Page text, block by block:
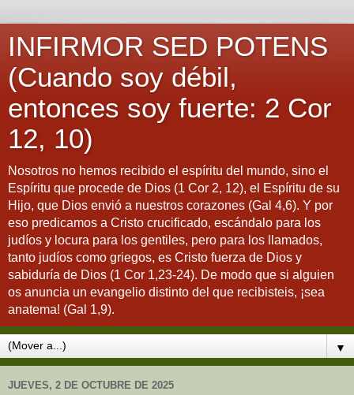
INFIRMOR SED POTENS
(Cuando soy débil,
entonces soy fuerte: 2 Cor
12, 10)
Nosotros no hemos recibido el espíritu del mundo, sino el
Espíritu que procede de Dios (1 Cor 2, 12), el Espíritu de su
Hijo, que Dios envió a nuestros corazones (Gal 4,6). Y por
eso predicamos a Cristo crucificado, escándalo para los
judíos y locura para los gentiles, pero para los llamados,
tanto judíos como griegos, es Cristo fuerza de Dios y
sabiduría de Dios (1 Cor 1,23-24). De modo que si alguien
os anuncia un evangelio distinto del que recibisteis, ¡sea
anatema! (Gal 1,9).
▼
JUEVES, 2 DE OCTUBRE DE 2025